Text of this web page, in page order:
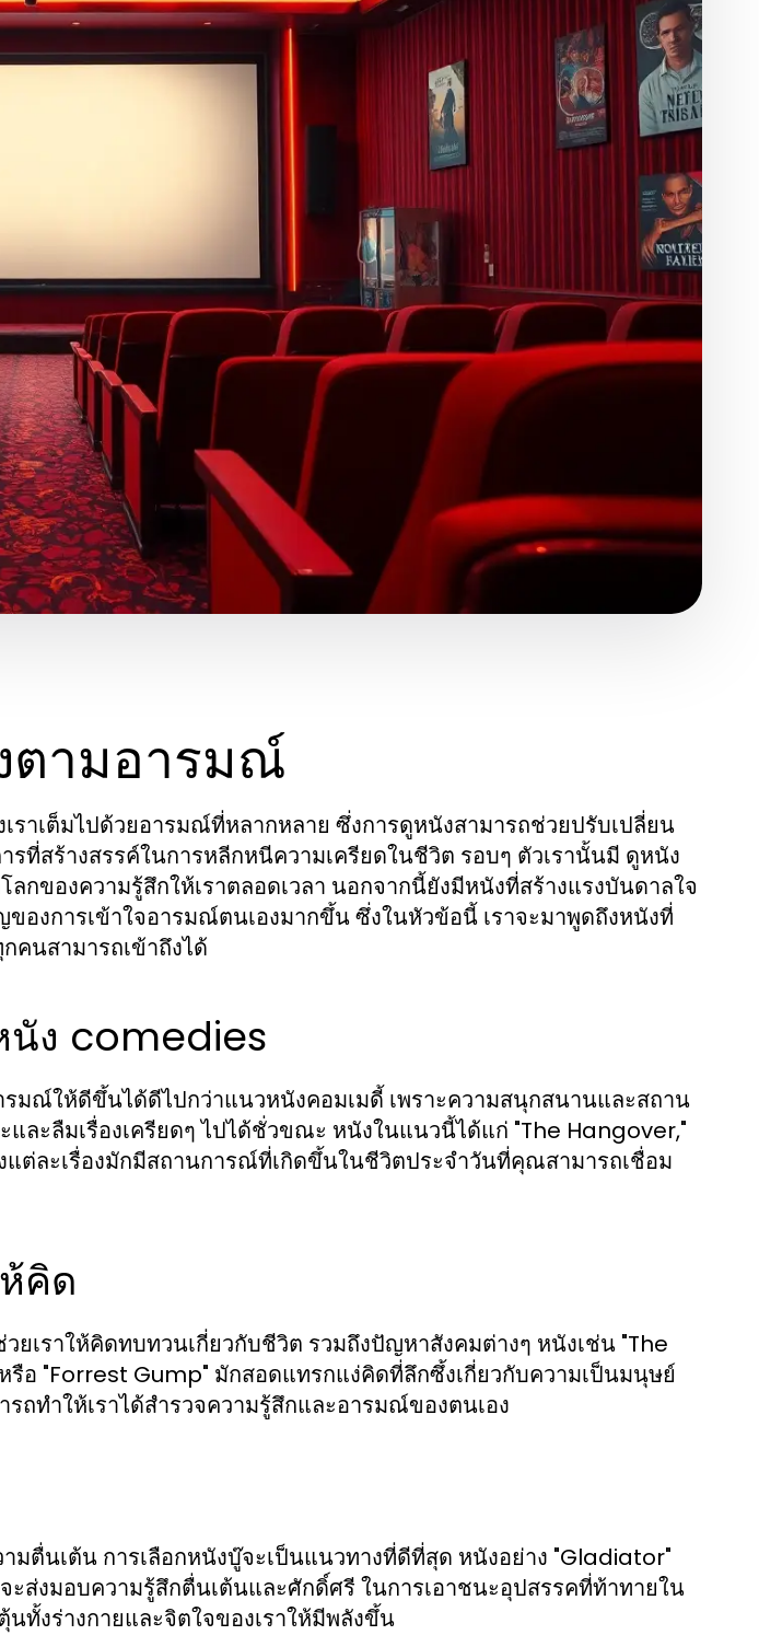
ตามอารมณ์
ราเต็มไปด้วยอารมณ์ที่หลากหลาย ซึ่งการดูหนังสามารถช่วยปรับเปลี่ยน
ที่สร้างสรรค์ในการหลีกหนีความเครียดในชีวิต รอบๆ ตัวเรานั้นมี ดูหนัง
ลกของความรู้สึกให้เราตลอดเวลา นอกจากนี้ยังมีหนังที่สร้างแรงบันดาลใจ
ของการเข้าใจอารมณ์ตนเองมากขึ้น ซึ่งในหัวข้อนี้ เราจะมาพูดถึงหนังที่
คนสามารถเข้าถึงได้
ง comedies
มณ์ให้ดีขึ้นได้ดีไปกว่าแนวหนังคอมเมดี้ เพราะความสนุกสนานและสถาน
ละลืมเรื่องเครียดๆ ไปได้ชั่วขณะ หนังในแนวนี้ได้แก่ "The Hangover,"
แต่ละเรื่องมักมีสถานการณ์ที่เกิดขึ้นในชีวิตประจำวันที่คุณสามารถเชื่อม
คิด
ยเราให้คิดทบทวนเกี่ยวกับชีวิต รวมถึงปัญหาสังคมต่างๆ หนังเช่น "The
อ "Forrest Gump" มักสอดแทรกแง่คิดที่ลึกซึ้งเกี่ยวกับความเป็นมนุษย์
ถทำให้เราได้สำรวจความรู้สึกและอารมณ์ของตนเอง
ตื่นเต้น การเลือกหนังบู๊จะเป็นแนวทางที่ดีที่สุด หนังอย่าง "Gladiator"
ะส่งมอบความรู้สึกตื่นเต้นและศักดิ์ศรี ในการเอาชนะอุปสรรคที่ท้าทายใน
ทั้งร่างกายและจิตใจของเราให้มีพลังขึ้น